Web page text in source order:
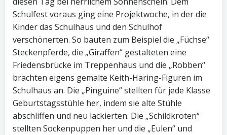
Schulfest voraus ging eine Projektwoche, in der die
Kinder das Schulhaus und den Schulhof
verschönerten. So bauten zum Beispiel die „Füchse“
Steckenpferde, die „Giraffen“ gestalteten eine
Friedensbrücke im Treppenhaus und die „Robben“
brachten eigens gemalte Keith-Haring-Figuren im
Schulhaus an. Die „Pinguine“ stellten für jede Klasse
Geburtstagsstühle her, indem sie alte Stühle
abschliffen und neu lackierten. Die „Schildkröten“
stellten Sockenpuppen her und die „Eulen“ und